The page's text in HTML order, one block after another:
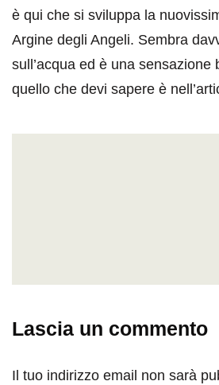
è qui che si sviluppa la
Argine degli Angeli. Sembra
sull’acqua ed è una sensazione
quello che devi sapere è
Lascia un commento
Il tuo indirizzo email non sarà